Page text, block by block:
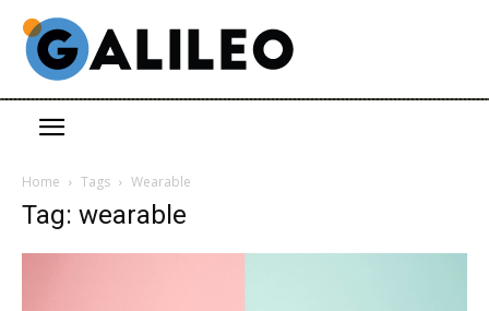
Home Tags Wearable
Tag: wearable